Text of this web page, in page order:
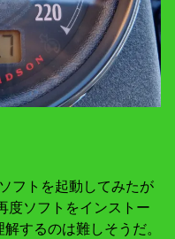
フトを起動してみたが
度ソフトをインストー
するのは難しそうだ。